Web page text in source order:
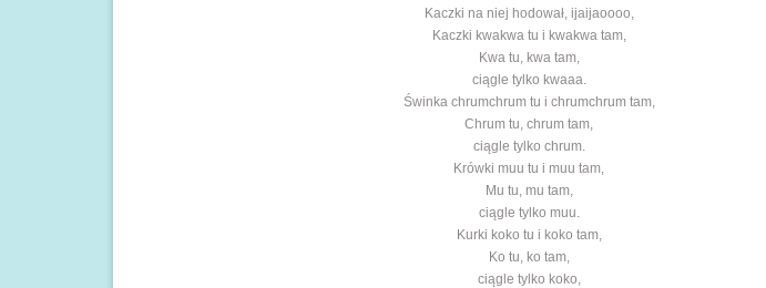
Kaczki na niej hodował, ijaijaoooo,
Kaczki kwakwa tu i kwakwa tam,
Kwa tu, kwa tam,
ciągle tylko kwaaa.
Świnka chrumchrum tu i chrumchrum tam,
Chrum tu, chrum tam,
ciągle tylko chrum.
Krówki muu tu i muu tam,
Mu tu, mu tam,
ciągle tylko muu.
Kurki koko tu i koko tam,
Ko tu, ko tam,
ciągle tylko koko,